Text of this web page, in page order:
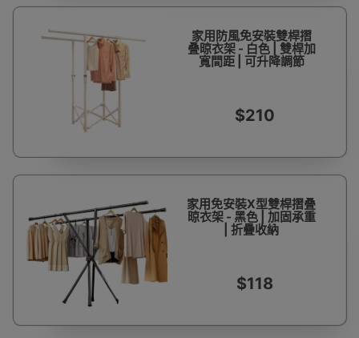
家用防風免安裝雙桿摺
叠晾衣架 - 白色 | 雙桿加
寬間距 | 可升降調節
$210
家用免安裝X型雙桿摺叠
晾衣架 - 黑色 | 加固承重
| 折疊收納
$118